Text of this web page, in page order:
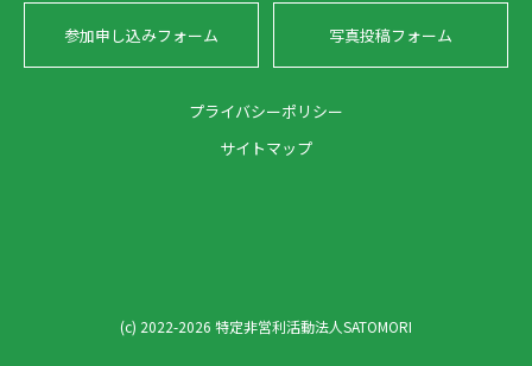
参加申し込みフォーム 写真投稿フォーム
プライバシーポリシー
サイトマップ
(c) 2022-2026 特定非営利活動法人SATOMORI